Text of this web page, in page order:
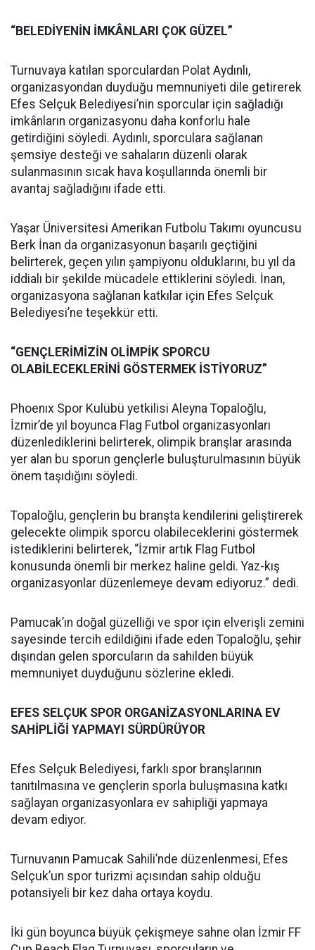
“BELEDİYENİN İMKÂNLARI ÇOK GÜZEL”
Turnuvaya katılan sporculardan Polat Aydınlı,
organizasyondan duyduğu memnuniyeti dile getirerek
Efes Selçuk Belediyesi’nin sporcular için sağladığı
imkânların organizasyonu daha konforlu hale
getirdiğini söyledi. Aydınlı, sporculara sağlanan
şemsiye desteği ve sahaların düzenli olarak
sulanmasının sıcak hava koşullarında önemli bir
avantaj sağladığını ifade etti.
Yaşar Üniversitesi Amerikan Futbolu Takımı oyuncusu
Berk İnan da organizasyonun başarılı geçtiğini
belirterek, geçen yılın şampiyonu olduklarını, bu yıl da
iddialı bir şekilde mücadele ettiklerini söyledi. İnan,
organizasyona sağlanan katkılar için Efes Selçuk
Belediyesi’ne teşekkür etti.
“GENÇLERİMİZİN OLİMPİK SPORCU
OLABİLECEKLERİNİ GÖSTERMEK İSTİYORUZ”
Phoenıx Spor Kulübü yetkilisi Aleyna Topaloğlu,
İzmir’de yıl boyunca Flag Futbol organizasyonları
düzenlediklerini belirterek, olimpik branşlar arasında
yer alan bu sporun gençlerle buluşturulmasının büyük
önem taşıdığını söyledi.
Topaloğlu, gençlerin bu branşta kendilerini geliştirerek
gelecekte olimpik sporcu olabileceklerini göstermek
istediklerini belirterek, “İzmir artık Flag Futbol
konusunda önemli bir merkez haline geldi. Yaz-kış
organizasyonlar düzenlemeye devam ediyoruz.” dedi.
Pamucak’ın doğal güzelliği ve spor için elverişli zemini
sayesinde tercih edildiğini ifade eden Topaloğlu, şehir
dışından gelen sporcuların da sahilden büyük
memnuniyet duyduğunu sözlerine ekledi.
EFES SELÇUK SPOR ORGANİZASYONLARINA EV
SAHİPLİĞİ YAPMAYI SÜRDÜRÜYOR
Efes Selçuk Belediyesi, farklı spor branşlarının
tanıtılmasına ve gençlerin sporla buluşmasına katkı
sağlayan organizasyonlara ev sahipliği yapmaya
devam ediyor.
Turnuvanın Pamucak Sahili’nde düzenlenmesi, Efes
Selçuk’un spor turizmi açısından sahip olduğu
potansiyeli bir kez daha ortaya koydu.
İki gün boyunca büyük çekişmeye sahne olan İzmir FF